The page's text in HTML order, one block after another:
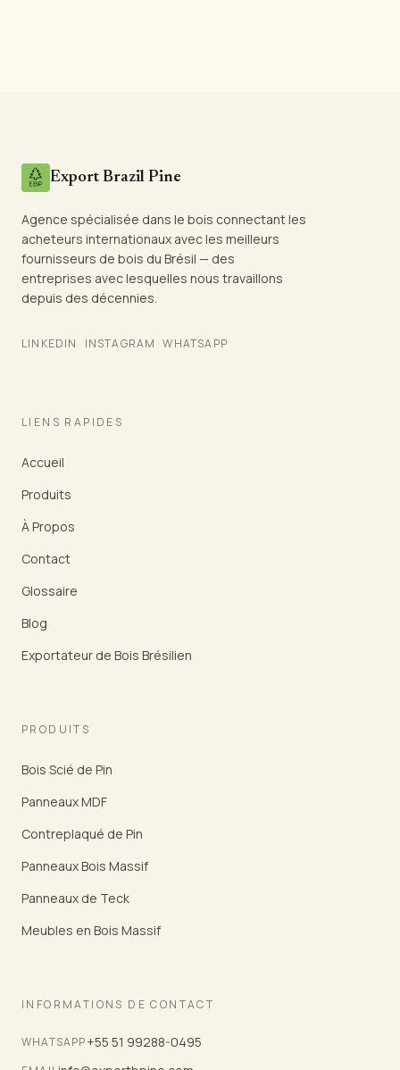
Export Brazil Pine
Agence spécialisée dans le bois connectant les
acheteurs internationaux avec les meilleurs
fournisseurs de bois du Brésil — des
entreprises avec lesquelles nous travaillons
depuis des décennies.
LINKEDIN INSTAGRAM WHATSAPP
LIENS RAPIDES
Accueil
Produits
À Propos
Contact
Glossaire
Blog
Exportateur de Bois Brésilien
PRODUITS
Bois Scié de Pin
Panneaux MDF
Contreplaqué de Pin
Panneaux Bois Massif
Panneaux de Teck
Meubles en Bois Massif
INFORMATIONS DE CONTACT
WHATSAPP+55 51 99288-0495